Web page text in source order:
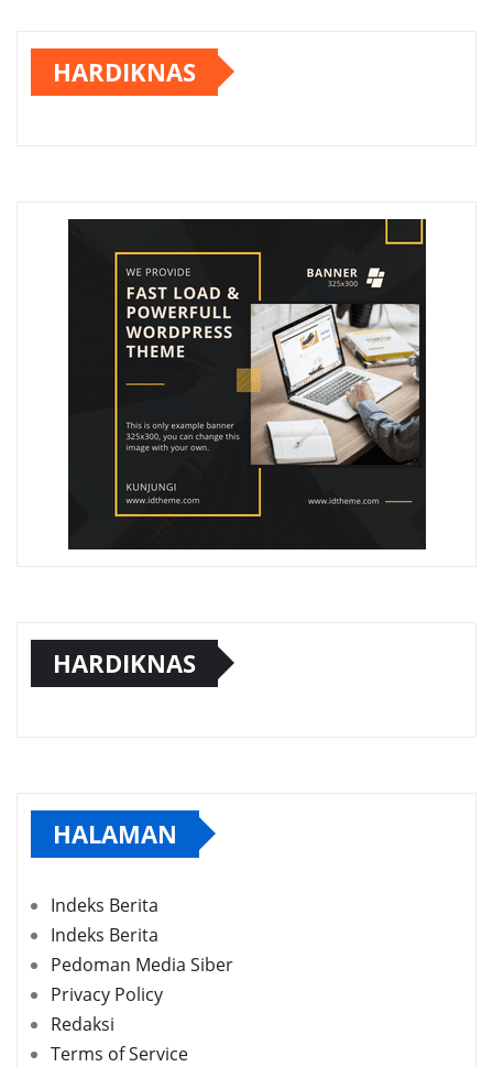
HARDIKNAS
HARDIKNAS
HALAMAN
Indeks Berita
Indeks Berita
Pedoman Media Siber
Privacy Policy
Redaksi
Terms of Service